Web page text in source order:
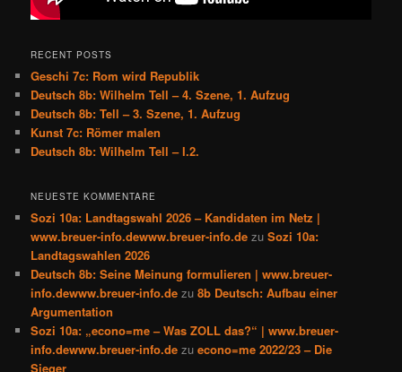
RECENT POSTS
Geschi 7c: Rom wird Republik
Deutsch 8b: Wilhelm Tell – 4. Szene, 1. Aufzug
Deutsch 8b: Tell – 3. Szene, 1. Aufzug
Kunst 7c: Römer malen
Deutsch 8b: Wilhelm Tell – I.2.
NEUESTE KOMMENTARE
Sozi 10a: Landtagswahl 2026 – Kandidaten im Netz |
www.breuer-info.dewww.breuer-info.de zuSozi 10a:
Landtagswahlen 2026
Deutsch 8b: Seine Meinung formulieren | www.breuer-
info.dewww.breuer-info.de zu8b Deutsch: Aufbau einer
Argumentation
Sozi 10a: „econo=me – Was ZOLL das?“ | www.breuer-
info.dewww.breuer-info.de zuecono=me 2022/23 – Die
Sieger